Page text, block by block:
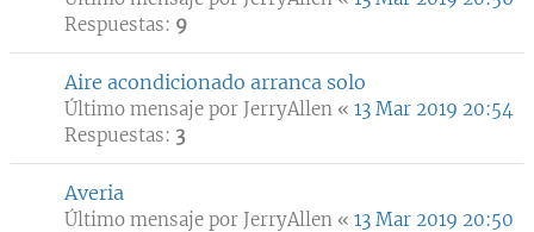
Respuestas: 9
Aire acondicionado arranca solo
Último mensaje por JerryAllen « 13 Mar 2019 20:54
Respuestas: 3
Averia
Último mensaje por JerryAllen « 13 Mar 2019 20:50